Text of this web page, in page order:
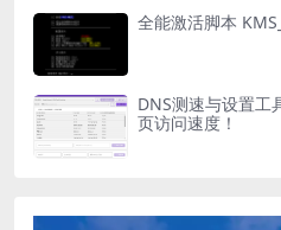
全能激活脚本
DNS测速与设置工
页访问速度！